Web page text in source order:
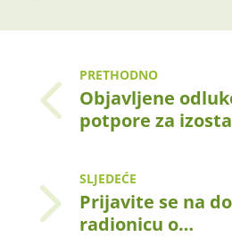
PRETHODNO
Objavljene
potpore za
SLJEDEĆE
Prijavite se na
radionicu o…